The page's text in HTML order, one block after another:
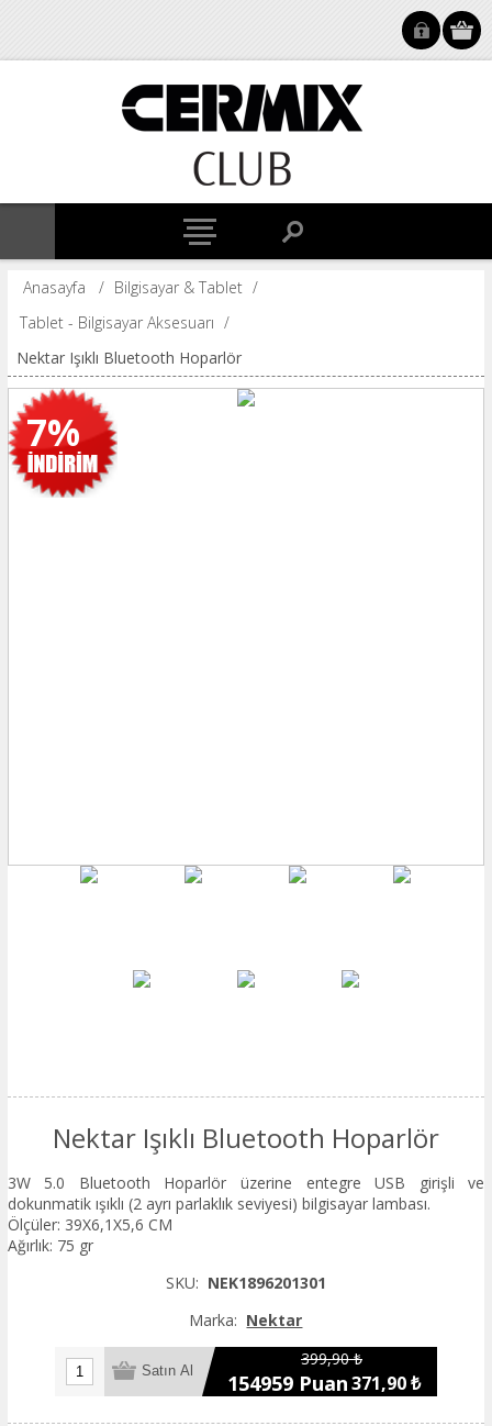
Anasayfa / Bilgisayar & Tablet /
Tablet - Bilgisayar Aksesuarı /
Nektar Işıklı Bluetooth Hoparlör
7%
Nektar Işıklı Bluetooth Hoparlör
3W 5.0 Bluetooth Hoparlör üzerine entegre USB girişli ve
dokunmatik ışıklı (2 ayrı parlaklık seviyesi) bilgisayar lambası.
Ölçüler: 39X6,1X5,6 CM
Ağırlık: 75 gr
SKU: NEK1896201301
Marka: Nektar
399,90 ₺
154959 Puan371,90 ₺